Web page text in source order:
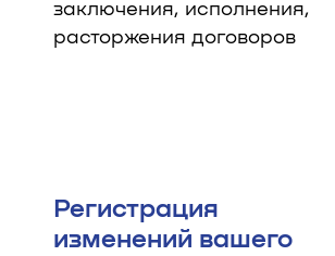
заключения, исполнения,
расторжения договоров
Регистрация
изменений вашего